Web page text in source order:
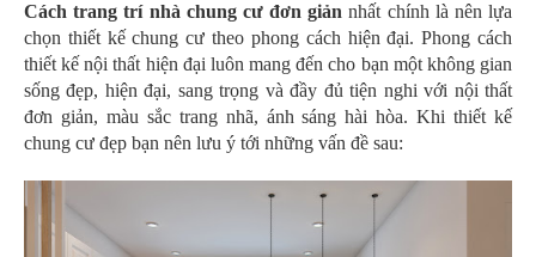
Cách trang trí nhà chung cư đơn giảnnhất chính là nên lựa
chọn thiết kế chung cư theo phong cách hiện đại. Phong cách
thiết kế nội thất hiện đại luôn mang đến cho bạn một không gian
sống đẹp, hiện đại, sang trọng và đầy đủ tiện nghi với nội thất
đơn giản, màu sắc trang nhã, ánh sáng hài hòa. Khi thiết kế
chung cư đẹp bạn nên lưu ý tới những vấn đề sau: